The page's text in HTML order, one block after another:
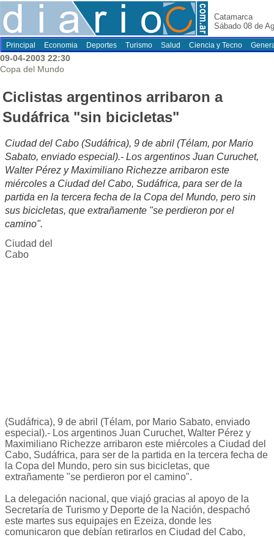
Catamarca
Sábado 08 de
Principal Economia Deportes Turismo Salud Ciencia y Tecno
09-04-2003 22:30
Copa del Mundo
Ciclistas argentinos arribaron a
Sudáfrica "sin bicicletas"
Ciudad del Cabo (Sudáfrica), 9 de abril (Télam, por Mario
Sabato, enviado especial).- Los argentinos Juan Curuchet,
Walter Pérez y Maximiliano Richezze arribaron este
miércoles a Ciudad del Cabo, Sudáfrica, para ser de la
partida en la tercera fecha de la Copa del Mundo, pero sin
sus bicicletas, que extrañamente "se perdieron por el
camino".
Ciudad del
Cabo
(Sudáfrica), 9 de abril (Télam, por Mario Sabato, enviado
especial).- Los argentinos Juan Curuchet, Walter Pérez y
Maximiliano Richezze arribaron este miércoles a Ciudad del
Cabo, Sudáfrica, para ser de la partida en la tercera fecha de
la Copa del Mundo, pero sin sus bicicletas, que
extrañamente "se perdieron por el camino".
La delegación nacional, que viajó gracias al apoyo de la
Secretaría de Turismo y Deporte de la Nación, despachó
este martes sus equipajes en Ezeiza, donde les
comunicaron que debían retirarlos en Ciudad del Cabo,